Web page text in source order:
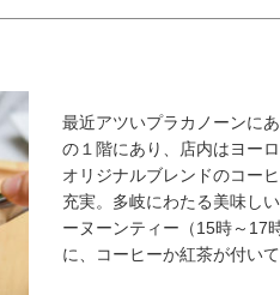
最近アツいプラカノーンに
の１階にあり、店内はヨー
オリジナルブレンドのコー
充実。多岐にわたる美味し
ーヌーンティー（15時～17
に、コーヒーか紅茶が付いて